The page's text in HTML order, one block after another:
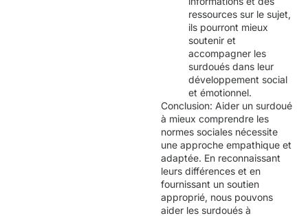
ressources sur le sujet,
ils pourront mieux
soutenir et
accompagner les
surdoués dans leur
développement social
et émotionnel.
Conclusion: Aider un surdoué
à mieux comprendre les
normes sociales nécessite
une approche empathique et
adaptée. En reconnaissant
leurs différences et en
fournissant un soutien
approprié, nous pouvons
aider les surdoués à